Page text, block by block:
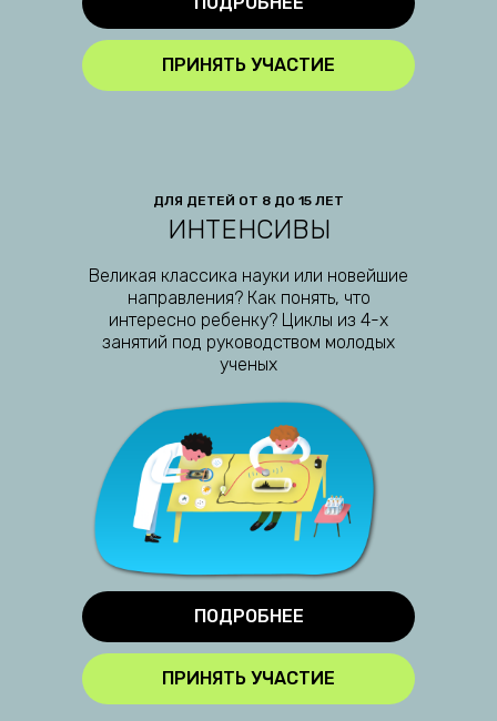
ПРИНЯТЬ УЧАСТИЕ
ИНТЕНСИВЫ
ДЛЯ ДЕТЕЙ ОТ 8 ДО 15 ЛЕТ
Великая классика науки или новейшие
направления? Как понять, что
интересно ребенку? Циклы из 4-х
занятий под руководством молодых
ученых
ПРИНЯТЬ УЧАСТИЕ
ПОДРОБНЕЕ